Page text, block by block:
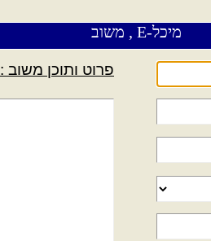
מיכל-E , משוב
פרוט ותוכן משוב :